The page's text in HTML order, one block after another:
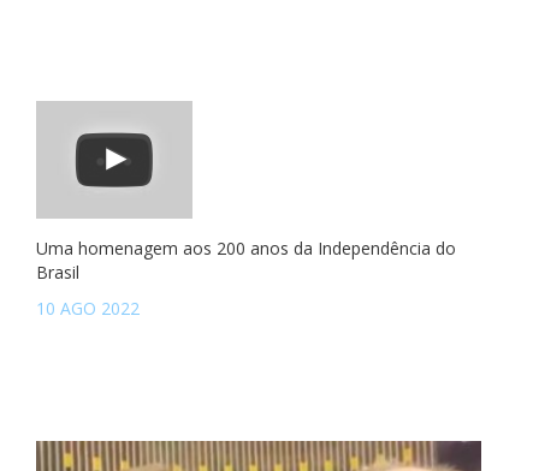
Uma homenagem aos 200 anos da Independência do
Brasil
10 AGO 2022